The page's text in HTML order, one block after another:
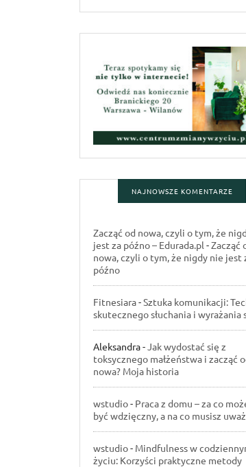
NAJNOWSZE KOMENTARZE
Zacząć od nowa, czyli o tym, że
jest za późno – Edurada.pl -Zacząć
nowa, czyli o tym, że nigdy nie jest
późno
Fitnesiara-Sztuka komunikacji:
skutecznego słuchania i wyrażania
Aleksandra-Jak wydostać się z
toksycznego małżeństwa i zacząć
nowa? Moja historia
wstudio- Praca z domu – za co
być wdzięczny, a na co musisz
wstudio- Mindfulness w
życiu: Korzyści praktyczne metody